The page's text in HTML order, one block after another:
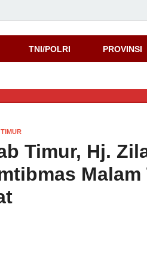
TNI/POLRI PROVINSI
Timur, Hj.